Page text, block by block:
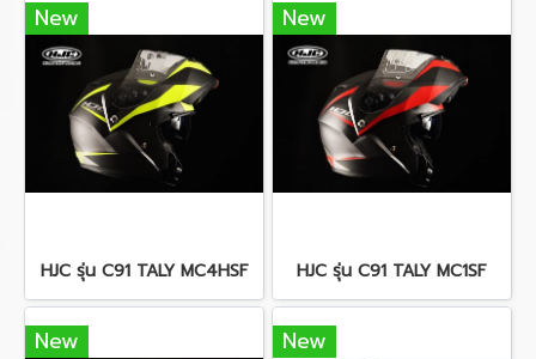
New
HJC รุ่น C91 TALY MC4HSF
New
HJC รุ่น C91 TALY MC1SF
New New